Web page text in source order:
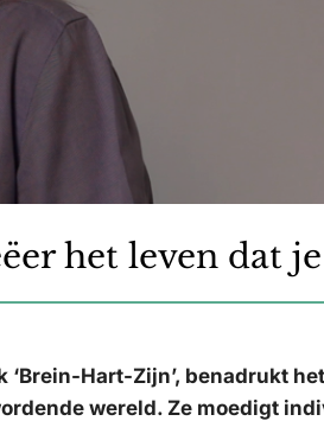
het leven dat
Hart-Zijn’, benadrukt
wereld. Ze moedigt